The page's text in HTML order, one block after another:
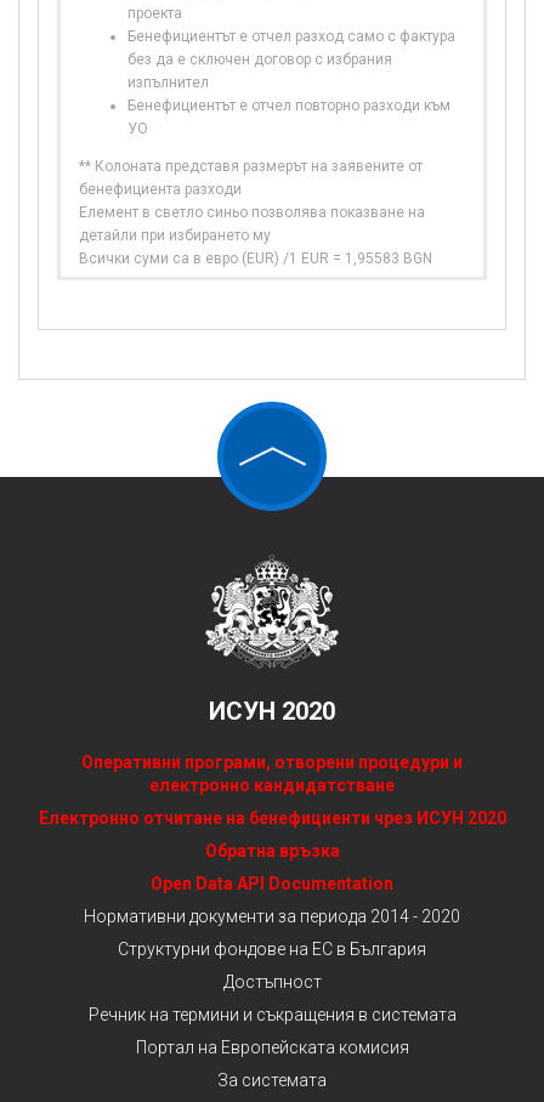
проекта
Бенефициентът е отчел разход само с фактура
без да е сключен договор с избрания
изпълнител
Бенефициентът е отчел повторно разходи към
УО
** Колоната представя размерът на заявените от
бенефициента разходи
Елемент в светло синьо позволява показване на
детайли при избирането му
Всички суми са в евро (EUR) /1 EUR = 1,95583 BGN
ИСУН 2020
Оперативни програми, отворени процедури и
електронно кандидатстване
Електронно отчитане на бенефициенти чрез ИСУН 2020
Обратна връзка
Open Data API Documentation
Нормативни документи за периода 2014 - 2020
Структурни фондове на ЕС в България
Достъпност
Речник на термини и съкращения в системата
Портал на Европейската комисия
За системата